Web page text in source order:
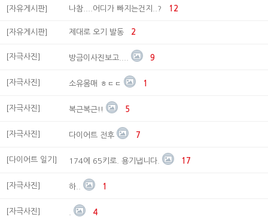
[자유게시판] 나참....어디가 빠지는건지..? 12
[자유게시판] 제대로 오기 발동 2
[자극사진] 방금이사진보고.... 9
[자극사진] 소유몸매 ㅎㄷㄷ 1
[자극사진] 복근복근!! 5
[자극사진] 다이어트 전후 7
[다이어트 일기] 174에 65키로. 용기냅니다. 17
[자극사진] 하.. 1
[자극사진] 4